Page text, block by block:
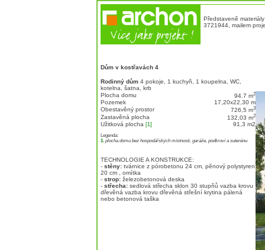
Představeně
3721944, mailem
Dům v kostřavách 4
Rodinný dům 4 pokoje, 1 kuchyň, 1 koupelna, WC,
kotelna, šatna, krb
Plocha domu
94.7 m2
Pozemek
17,20x22,30 m
Obestavěný prostor
726,5 m3
Zastavěná plocha 132,03 m2
Užitková plocha [1] 91,3 m2
Legenda:
1. plocha domu bez hospodářských místnosti, garáže, podkroví a suterénu
TECHNOLOGIE A KONSTRUKCE:
- stěny: tvárnice z pórobetonu 24 cm, pĕnový polystyren
20 cm , omítka
- strop: železobetonová deska
- střecha: sedlová střecha sklon 30 stupňů vazba krovu
dřevěná vazba krovu dřevěná střešní krytina pálená
nebo betonová taška